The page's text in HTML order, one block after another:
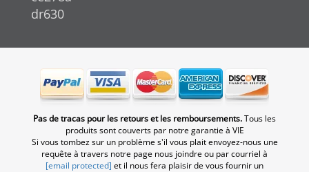
dr630
Pas de tracas pour les retours et les remboursements.Tous les
produits sont couverts par notre garantie à VIE
Si vous tombez sur un problème s'il vous plait envoyez-nous une
requête à travers notre page nous joindre ou par courriel à
[email protected] et il nous fera plaisir de vous fournir un